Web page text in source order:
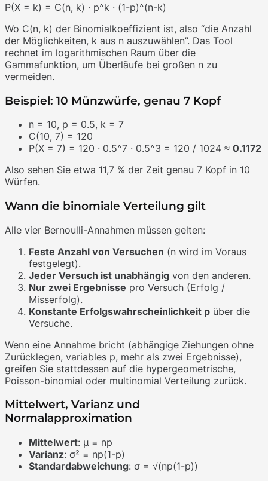
P(X = k) = C(n, k) · p^k · (1-p)^(n-k)
Wo C(n, k) der Binomialkoeffizient ist, also “die Anzahl
der Möglichkeiten, k aus n auszuwählen”. Das Tool
rechnet im logarithmischen Raum über die
Gammafunktion, um Überläufe bei großen n zu
vermeiden.
Beispiel: 10 Münzwürfe, genau 7 Kopf
n = 10, p = 0.5, k = 7
C(10, 7) = 120
P(X = 7) = 120 · 0.5^7 · 0.5^3 = 120 / 1024 ≈ 0.1172
Also sehen Sie etwa 11,7 % der Zeit genau 7 Kopf in 10
Würfen.
Wann die binomiale Verteilung gilt
Alle vier Bernoulli-Annahmen müssen gelten:
Feste Anzahl von Versuchen (n wird im Voraus
festgelegt).
Jeder Versuch ist unabhängig von den anderen.
Nur zwei Ergebnisse pro Versuch (Erfolg /
Misserfolg).
Konstante Erfolgswahrscheinlichkeit p über die
Versuche.
Wenn eine Annahme bricht (abhängige Ziehungen ohne
Zurücklegen, variables p, mehr als zwei Ergebnisse),
greifen Sie stattdessen auf die hypergeometrische,
Poisson-binomial oder multinomial Verteilung zurück.
Mittelwert, Varianz und
Normalapproximation
Mittelwert: μ = np
Varianz: σ² = np(1-p)
Standardabweichung: σ = √(np(1-p))